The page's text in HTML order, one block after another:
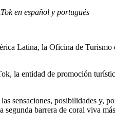
en español y portugués
Latina, la Oficina de
la entidad de promoción
sensaciones, posibilidades y,
barrera de coral viva